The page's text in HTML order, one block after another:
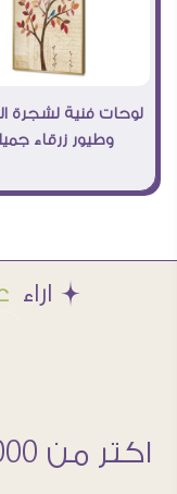
لوحات فنية لشجرة
وطيور زرقاء
Æ اراء